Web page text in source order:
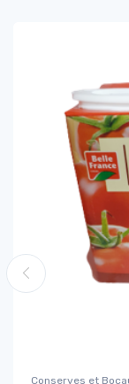
Conserves et